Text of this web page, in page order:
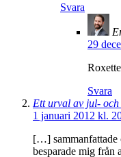
Svara
29
Svara
Ett urval av jul- och
1 januari 2012 kl.
[…] sammanfattade
besparade mig från